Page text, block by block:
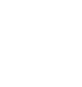
重庆墨泽文化播有
武昌区公司注册|代
重庆钢运置业代理